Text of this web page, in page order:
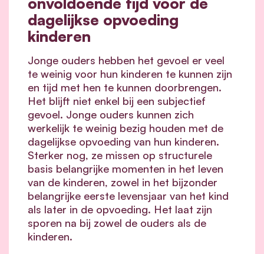
dagelijkse opvoeding
kinderen
Jonge ouders hebben het gevoel er veel
te weinig voor hun kinderen te kunnen zijn
en tijd met hen te kunnen doorbrengen.
Het blijft niet enkel bij een subjectief
gevoel. Jonge ouders kunnen zich
werkelijk te weinig bezig houden met de
dagelijkse opvoeding van hun kinderen.
Sterker nog, ze missen op structurele
basis belangrijke momenten in het leven
van de kinderen, zowel in het bijzonder
belangrijke eerste levensjaar van het kind
als later in de opvoeding. Het laat zijn
sporen na bij zowel de ouders als de
kinderen.